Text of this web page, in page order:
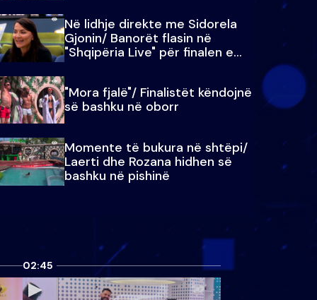
Në lidhje direkte me Sidorela
Gjonin/ Banorët flasin në
"Shqipëria Live" për finalen e
madhe
"Mora fjalë"/ Finalistët këndojnë
së bashku në oborr
Momente të bukura në shtëpi/
Laerti dhe Rozana hidhen së
bashku në pishinë
02:45